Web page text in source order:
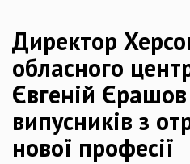
Директор
обласного
Євгеній
випусників з
нової професії